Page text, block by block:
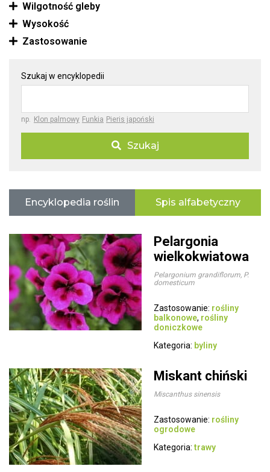
Wilgotność gleby
Wysokość
Zastosowanie
Szukaj w encyklopedii
np. Klon palmowy Funkia Pieris japoński
Szukaj
Encyklopedia roślin Spis alfabetyczny
Pelargonia
wielkokwiatowa
Pelargonium grandiflorum, P.
domesticum
Zastosowanie: rośliny
balkonowe, rośliny
doniczkowe
Kategoria: byliny
Miskant chiński
Miscanthus sinensis
Zastosowanie: rośliny
ogrodowe
Kategoria:trawy